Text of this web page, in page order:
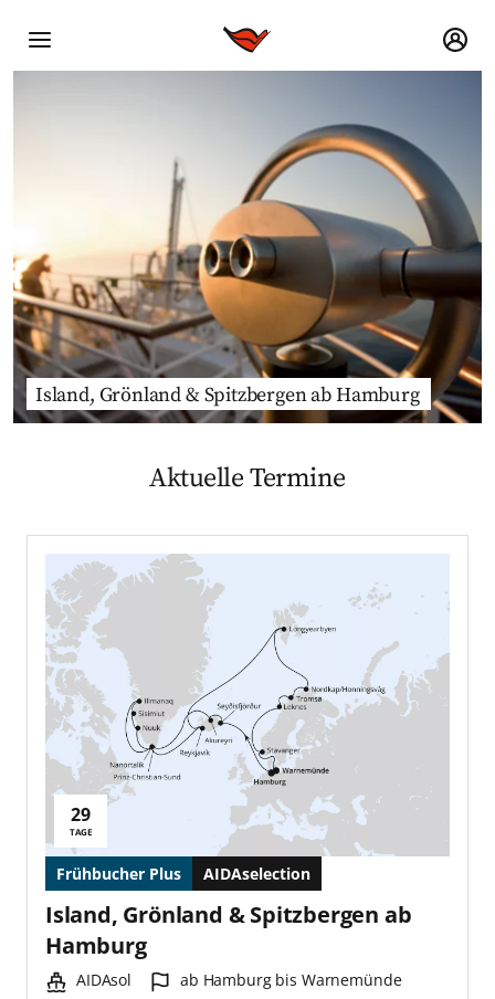
Island, Grönland & Spitzbergen ab Hamburg
Aktuelle Termine
Frühbucher Plus AIDAselection
Island, Grönland & Spitzbergen ab
Hamburg
Schiff:
AIDAsol Hafen:
ab Hamburg bis Warnemünde
Reisedauer:
29
TAGE